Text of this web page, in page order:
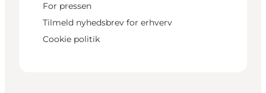
For pressen
Tilmeld nyhedsbrev for erhverv
Cookie politik